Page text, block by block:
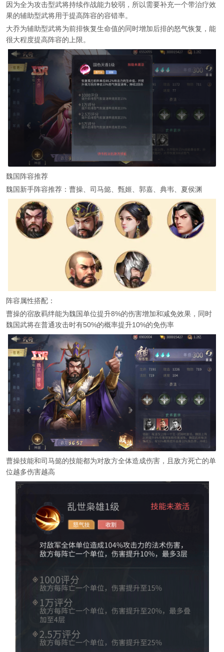
因为全为攻击型武将持续作战能力较弱，所以需要补充一个带治疗效
果的辅助型武将用于提高阵容的容错率。
大乔为辅助型武将为前排恢复生命值的同时增加后排的怒气恢复，能
很大程度提高阵容的上限。
魏国阵容推荐
魏国新手阵容推荐：曹操、司马懿、甄姬、郭嘉、典韦、夏侯渊
阵容属性搭配：
曹操的宿敌羁绊能为魏国单位提升8%的伤害增加和减免效果，同时
魏国武将在普通攻击时有50%的概率提升10%的免伤率
曹操技能和司马懿的技能都为对敌方全体造成伤害，且敌方死亡的单
位越多伤害越高